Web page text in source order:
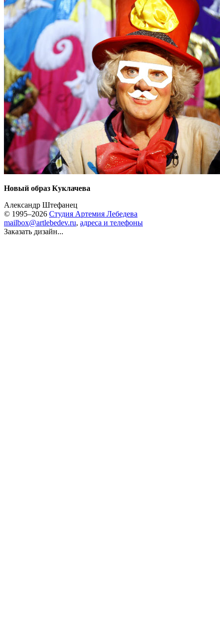
Новый образ Куклачева
Александр Штефанец
© 1995–2026 Студия Артемия Лебедева
mailbox@artlebedev.ru, адреса и телефоны
Заказать дизайн...